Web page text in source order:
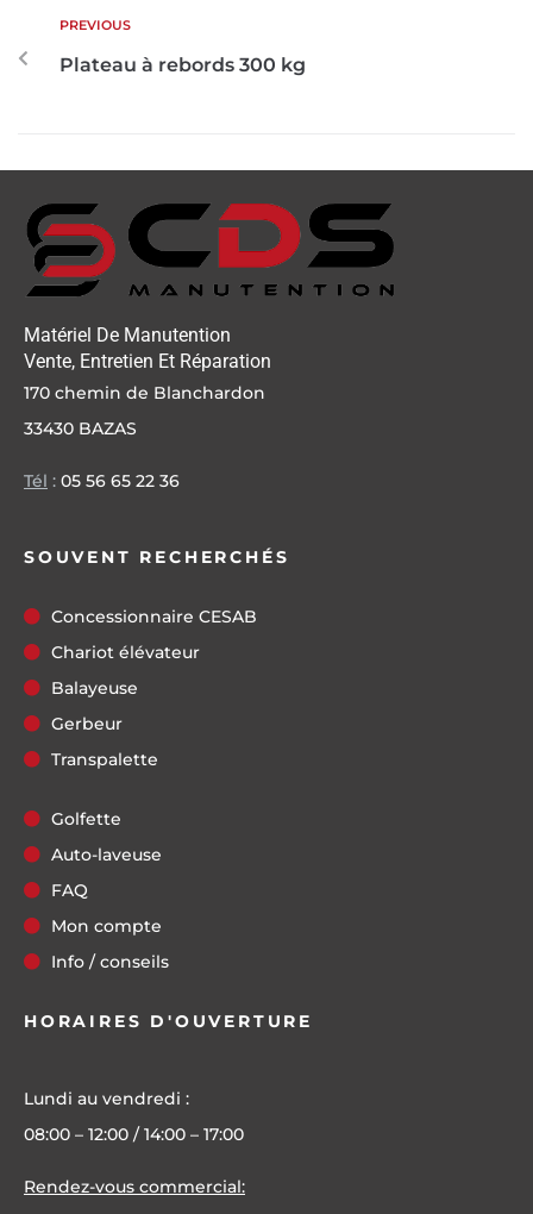
PREVIOUS
Plateau à rebords 300 kg
Matériel De Manutention
Vente, Entretien Et Réparation
170 chemin de Blanchardon
33430 BAZAS
Tél : 05 56 65 22 36
SOUVENT RECHERCHÉS
Concessionnaire CESAB
Chariot élévateur
Balayeuse
Gerbeur
Transpalette
Golfette
Auto-laveuse
FAQ
Mon compte
Info / conseils
HORAIRES D'OUVERTURE
Lundi au vendredi :
08:00 – 12:00 / 14:00 – 17:00
Rendez-vous commercial: